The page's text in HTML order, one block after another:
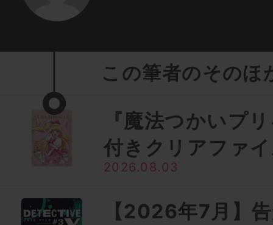
この筆者のそのほ
『魔法つかいプ
付きクリアファ
2026.08.03
【2026年7月】